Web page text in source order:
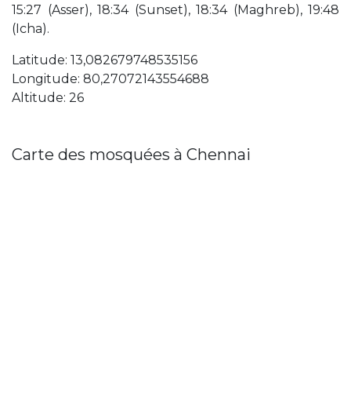
15:27 (Asser), 18:34 (Sunset), 18:34 (Maghreb), 19:48
(Icha).
Latitude: 13,082679748535156
Longitude: 80,27072143554688
Altitude: 26
Carte des mosquées à Chennai